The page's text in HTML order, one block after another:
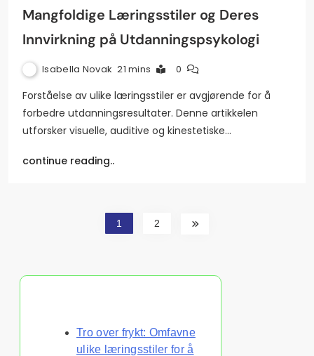
Mangfoldige Læringsstiler og Deres
Innvirkning på Utdanningspsykologi
Isabella Novak 21 mins 0
Forståelse av ulike læringsstiler er avgjørende for å
forbedre utdanningsresultater. Denne artikkelen
utforsker visuelle, auditive og kinestetiske…
continue reading..
1 2
Tro over frykt: Omfavne
ulike læringsstiler for å